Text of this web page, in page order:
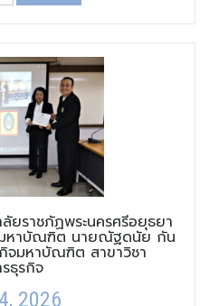
ราชภัฏพระนครศรีอยุธยา
หาบัณฑิต นายณัฐดนัย กัน
มหาบัณฑิต สาขาวิชา
ธุรกิจ
2026